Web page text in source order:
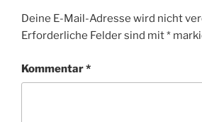
Deine E-Mail-Adresse wird nicht
Erforderliche Felder sind mit*
Kommentar*